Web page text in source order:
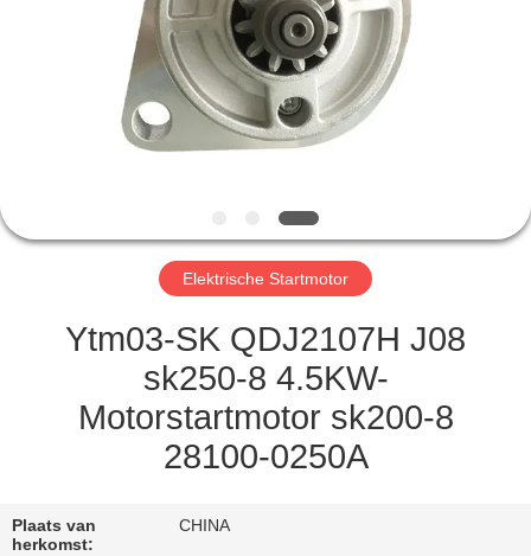
ONGEVEER
KWALITEITSCONTROLE
CONTACTEER
VERZOEK
CITAAT
Elektrische Startmotor
Ytm03-SK QDJ2107H J08
sk250-8 4.5KW-
Motorstartmotor sk200-8
28100-0250A
Plaats van
herkomst:
CHINA